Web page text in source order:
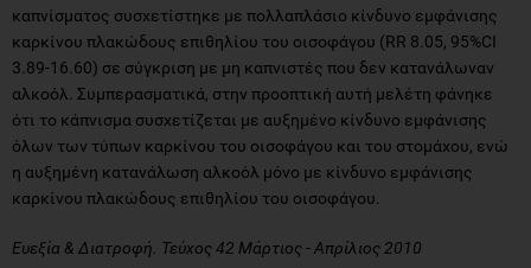
καπνίσματος συσχετίστηκε με πολλαπλάσιο κίνδυνο εμφάνισης
καρκίνου πλακώδους επιθηλίου του οισοφάγου (RR 8.05, 95%CI
3.89-16.60) σε σύγκριση με μη καπνιστές που δεν κατανάλωναν
αλκοόλ. Συμπερασματικά, στην προοπτική αυτή μελέτη φάνηκε
ότι το κάπνισμα συσχετίζεται με αυξημένο κίνδυνο εμφάνισης
όλων των τύπων καρκίνου του οισοφάγου και του στομάχου, ενώ
η αυξημένη κατανάλωση αλκοόλ μόνο με κίνδυνο εμφάνισης
καρκίνου πλακώδους επιθηλίου του οισοφάγου.
Ευεξία & Διατροφή. Τεύχος 42 Μάρτιος - Απρίλιος 2010